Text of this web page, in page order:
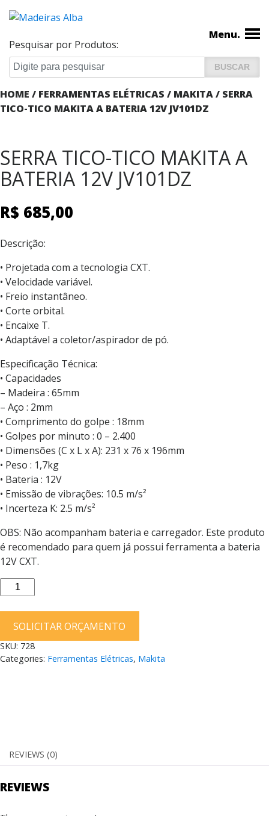
Pesquisar por Produtos:
Menu.
HOME / FERRAMENTAS ELÉTRICAS / MAKITA/ SERRA
TICO-TICO MAKITA A BATERIA 12V JV101DZ
SERRA TICO-TICO MAKITA A
BATERIA 12V JV101DZ
R$ 685,00
Descrição:
• Projetada com a tecnologia CXT.
• Velocidade variável.
• Freio instantâneo.
• Corte orbital.
• Encaixe T.
• Adaptável a coletor/aspirador de pó.
Especificação Técnica:
• Capacidades
– Madeira : 65mm
– Aço : 2mm
• Comprimento do golpe : 18mm
• Golpes por minuto : 0 – 2.400
• Dimensões (C x L x A): 231 x 76 x 196mm
• Peso : 1,7kg
• Bateria : 12V
• Emissão de vibrações: 10.5 m/s²
• Incerteza K: 2.5 m/s²
OBS: Não acompanham bateria e carregador. Este produto
é recomendado para quem já possui ferramenta a bateria
12V CXT.
Serra
Tico-
Tico
Makita
a
Bateria
SOLICITAR ORÇAMENTO
SKU: 728
Categories: Ferramentas Elétricas, Makita
REVIEWS (0)
REVIEWS